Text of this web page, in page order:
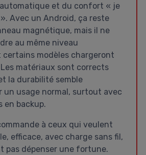
automatique et du confort « je
Avec un Android, ça reste
magnétique, mais il ne
au même niveau
certains modèles chargeront
matériaux sont corrects
la durabilité semble
un usage normal, surtout avec
en backup.
à ceux qui veulent
efficace, avec charge sans fil,
pas dépenser une fortune.